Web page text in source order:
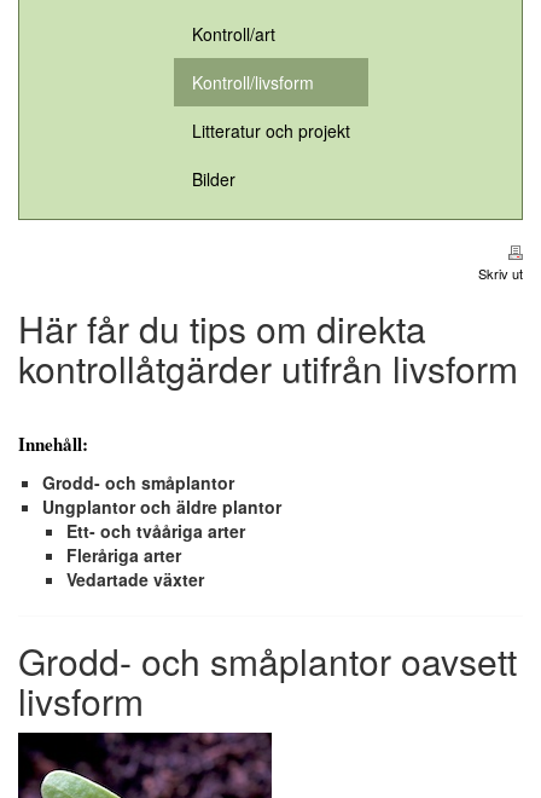
Kontroll/art
Kontroll/livsform
Litteratur och projekt
Bilder
Skriv ut
Här får du tips om direkta
kontrollåtgärder utifrån livsform
Innehåll:
Grodd- och småplantor
Ungplantor och äldre plantor
Ett- och tvååriga arter
Fleråriga arter
Vedartade växter
Grodd- och småplantor oavsett
livsform